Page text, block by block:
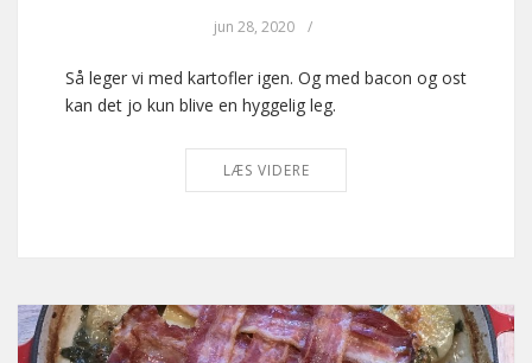
jun 28, 2020 /
Så leger vi med kartofler igen. Og med bacon og ost
kan det jo kun blive en hyggelig leg.
LÆS VIDERE